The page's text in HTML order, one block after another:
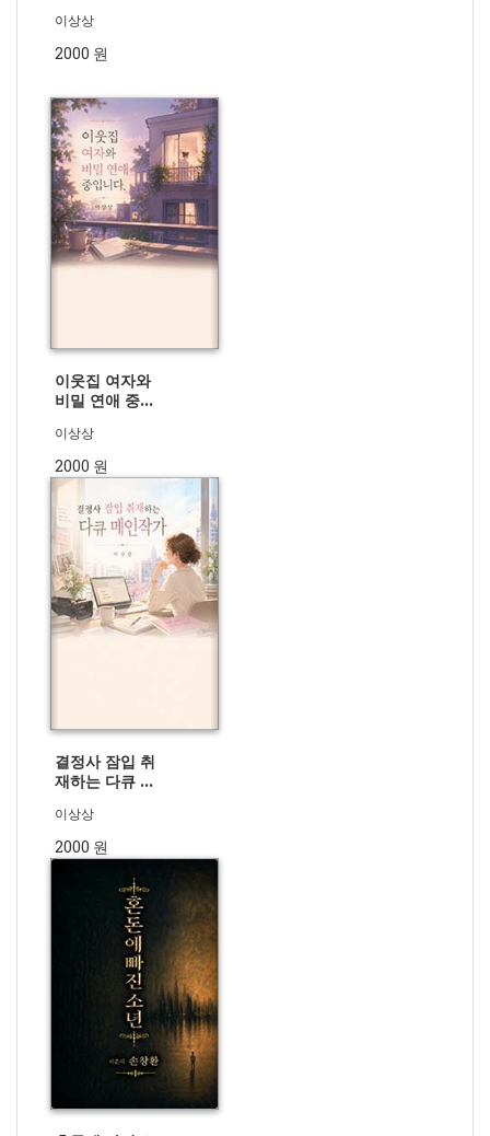
이상상
2000 원
이웃집 여자와
비밀 연애 중입
이상상
2000 원
결정사 잠입 취
재하는 다큐 메
이상상
2000 원